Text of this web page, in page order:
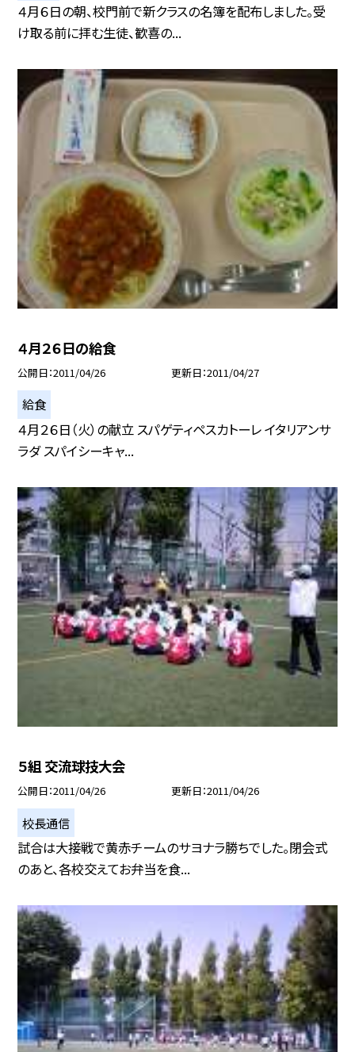
４月６日の朝、校門前で新クラスの名簿を配布しました。受
け取る前に拝む生徒、歓喜の...
４月２６日の給食
公開日 2011/04/26 更新日 2011/04/27
給食
４月２６日（火）の献立 スパゲティペスカトーレ イタリアンサ
ラダ スパイシーキャ...
５組 交流球技大会
公開日 2011/04/26 更新日 2011/04/26
校長通信
試合は大接戦で黄赤チームのサヨナラ勝ちでした。閉会式
のあと、各校交えてお弁当を食...